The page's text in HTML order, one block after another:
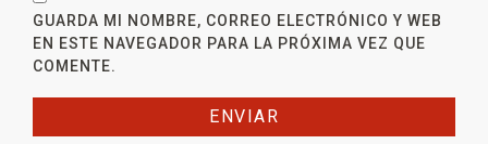
GUARDA MI NOMBRE, CORREO ELECTRÓNICO Y WEB
EN ESTE NAVEGADOR PARA LA PRÓXIMA VEZ QUE
COMENTE.